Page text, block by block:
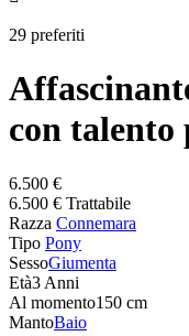
29 preferiti
con talento
6.500 €
6.500 € Trattabile
Razza Connemara
Tipo Pony
SessoGiumenta
Età3 Anni
Al momento150 cm
MantoBaio